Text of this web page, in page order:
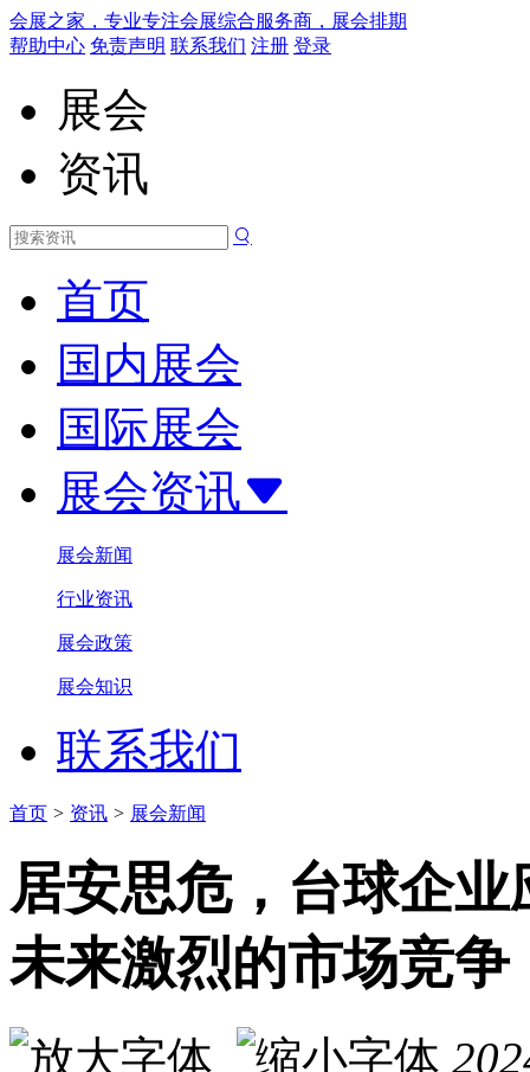
会展之家，专业专注会展综合服务商，展会排期
帮助中心 免责声明 联系我们 注册 登录
展会
资讯
首页
国内展会
国际展会
展会资讯
展会新闻
行业资讯
展会政策
展会知识
联系我们
首页 > 资讯 > 展会新闻
居安思危，台球企
未来激烈的市场竞争